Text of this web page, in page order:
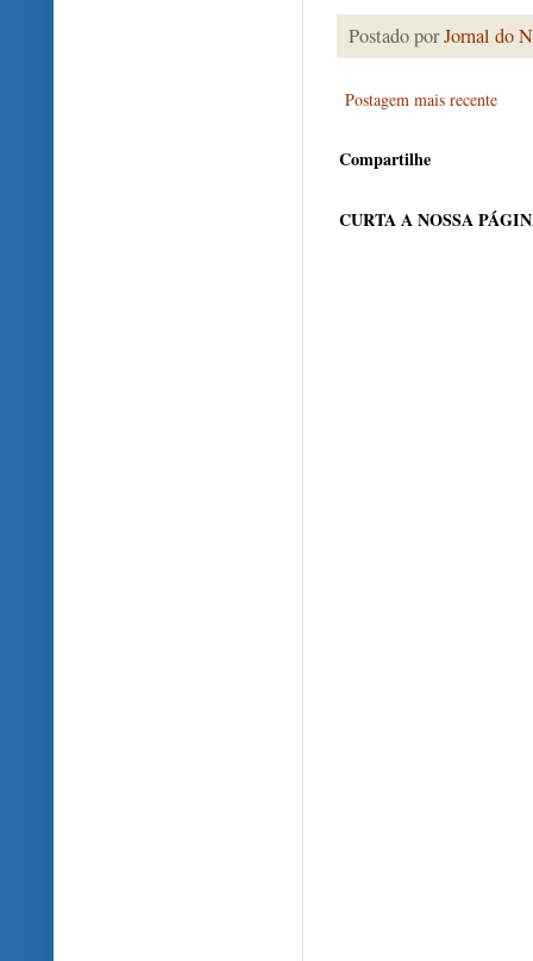
Postado porJornal do
Postagem mais recente
Compartilhe
CURTA A NOSSA